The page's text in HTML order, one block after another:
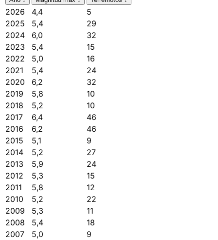
2026 4,4
5
2025
5,4
29
2024
6,0
32
2023
5,4
15
2022
5,0
16
2021
5,4
24
2020
6,2
32
2019
5,8
10
2018
5,2
10
2017
6,4
46
2016
6,2
46
2015
5,1
9
2014
5,2
27
2013
5,9
24
2012
5,3
15
2011
5,8
12
2010
5,2
22
2009
5,3
11
2008
5,4
18
2007
5,0
9